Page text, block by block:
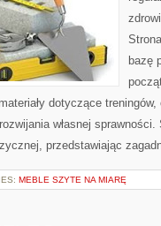
bazę
dotyczące
własnej
przedstawiając
MEBLE SZYTE NA MIARĘ